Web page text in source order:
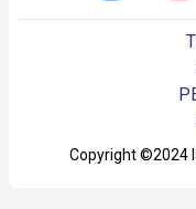
Copyright ©2024